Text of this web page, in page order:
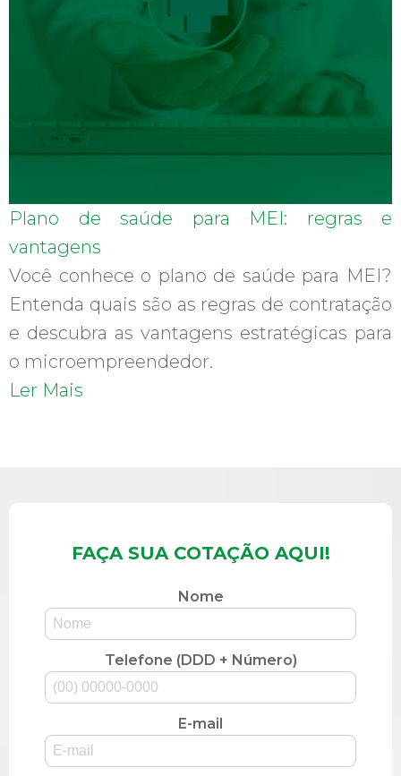
Plano de saúde para MEI: regras e
vantagens
Você conhece o plano de saúde para MEI?
Entenda quais são as regras de contratação
e descubra as vantagens estratégicas para
o microempreendedor.
Ler Mais
FAÇA SUA COTAÇÃO AQUI!
Nome
Telefone (DDD + Número)
E-mail